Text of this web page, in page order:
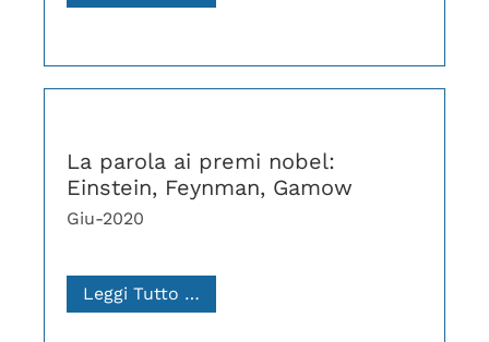
La parola ai premi nobel:
Einstein, Feynman, Gamow
Giu-2020
Leggi Tutto …